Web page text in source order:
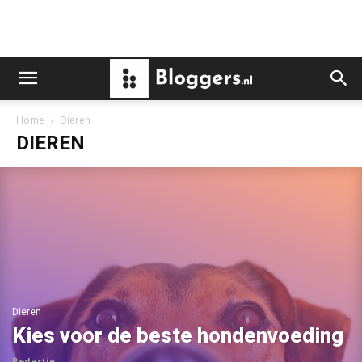
Home Dieren
DIEREN
Dieren
Kies voor de beste hondenvoeding